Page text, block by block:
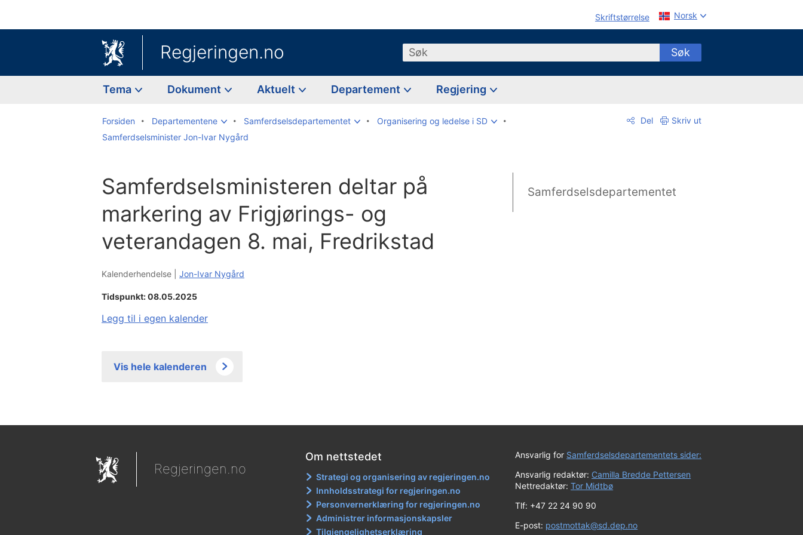
Skriftstørrelse Norsk
Regjeringen.no Søk Søk
Tema Dokument Aktuelt Departement Regjering
Forsiden Departementene Samferdselsdepartementet
Organisering og ledelse i SD
Samferdselsminister Jon-Ivar Nygård
Del Skriv ut
Samferdselsministeren deltar på
markering av Frigjørings- og
veterandagen 8. mai, Fredrikstad
Kalenderhendelse | Jon-Ivar Nygård
Tidspunkt: 08.05.2025
Legg til i egen kalender
Vis hele kalenderen
Samferdselsdepartementet
Regjeringen.no
Om nettstedet
Strategi og organisering av regjeringen.no
Innholdsstrategi for regjeringen.no
Personvernerklæring for regjeringen.no
Administrer informasjonskapsler
Tilgjengelighetserklæring
Ansvarlig for Samferdselsdepartementets sider:
Ansvarlig redaktør: Camilla Bredde Pettersen
Nettredaktør:Tor Midtbø
Tlf: +47 22 24 90 90
E-post: postmottak@sd.dep.no